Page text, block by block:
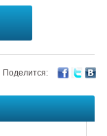
Поделится: